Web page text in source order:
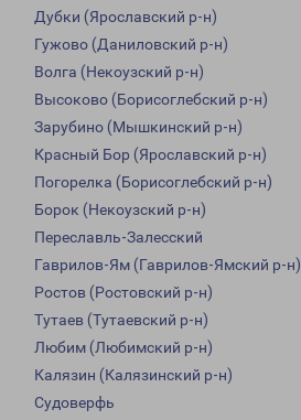
Дубки (Ярославский р-н)
Гужово (Даниловский р-н)
Волга (Некоузский р-н)
Высоково (Борисоглебский р-н)
Зарубино (Мышкинский р-н)
Красный Бор (Ярославский р-н)
Погорелка (Борисоглебский р-н)
Борок (Некоузский р-н)
Переславль-Залесский
Гаврилов-Ям (Гаврилов-Ямский р-н)
Ростов (Ростовский р-н)
Тутаев (Тутаевский р-н)
Любим (Любимский р-н)
Калязин (Калязинский р-н)
Судоверфь